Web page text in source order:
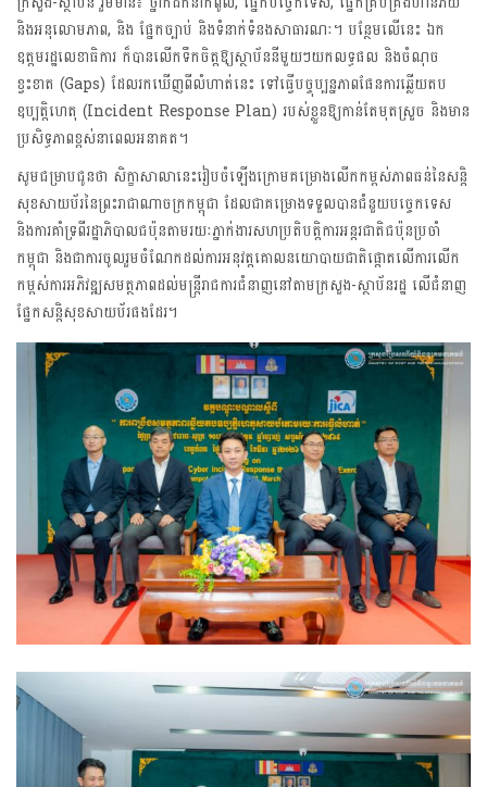
និងអនុលោមភាព, និង ផ្នែកច្បាប់ និងទំនាក់ទំនងសាធារណៈ។ បន្ថែមលើនេះ ឯក
ឧត្តមរដ្ឋលេខាធិការ ក៏បានលើកទឹកចិត្តឱ្យស្ថាប័ននីមួយៗយកលទ្ធផល និងចំណុច
ខ្វះខាត (Gaps) ដែលរកឃើញពីលំហាត់នេះ ទៅធ្វើបច្ចុប្បន្នភាពផែនការឆ្លើយតប
ឧប្បត្តិហេតុ (Incident Response Plan) របស់ខ្លួនឱ្យកាន់តែមុតស្រួច និងមាន
ប្រសិទ្ធភាពខ្ពស់នាពេលអនាគត។
សូមជម្រាបជូនថា សិក្ខាសាលានេះរៀបចំឡើងក្រោមគម្រោងលើកកម្ពស់ភាពធន់នៃសន្តិ
សុខសាយប័រនៃព្រះរាជាណាចក្រកម្ពុជា ដែលជាគម្រោងទទួលបានជំនួយបច្ចេកទេស
និងការគាំទ្រពីរដ្ឋាភិបាលជប៉ុនតាមរយៈភ្នាក់ងារសហប្រតិបត្តិការអន្តរជាតិជប៉ុនប្រចាំ
កម្ពុជា និងជាការចូលរួមចំណែកដល់ការអនុវត្តគោលនយោបាយជាតិផ្តោតលើការលើក
កម្ពស់ការអភិវឌ្ឍសមត្ថភាពដល់មន្ត្រីរាជការជំនាញនៅតាមក្រសួង-ស្ថាប័នរដ្ឋ លើជំនាញ
ផ្នែកសន្តិសុខសាយប័រផងដែរ។